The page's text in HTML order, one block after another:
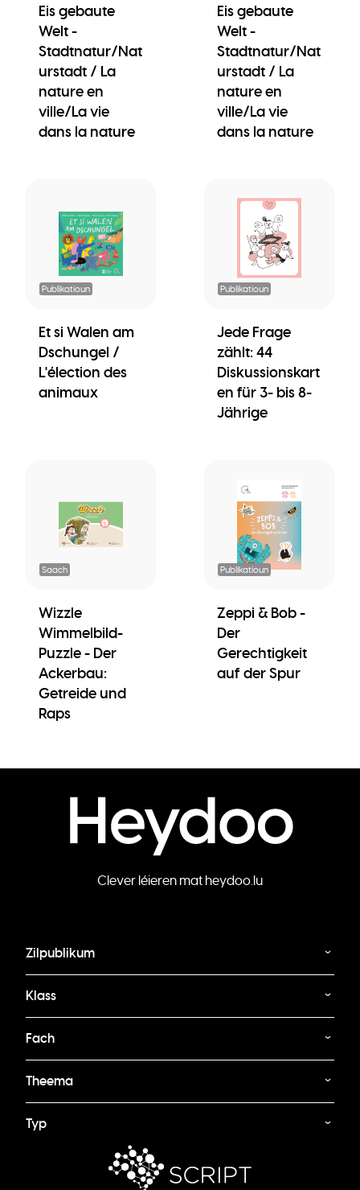
Eis gebaute
Welt -
Stadtnatur/Nat
urstadt / La
nature en
ville/La vie
dans la nature
Eis gebaute
Welt -
Stadtnatur/Nat
urstadt / La
nature en
ville/La vie
dans la nature
Publikatioun
Et si Walen am
Dschungel /
L'élection des
animaux
Publikatioun
Jede Frage
zählt: 44
Diskussionskart
en für 3- bis 8-
Jährige
Saach
Wizzle
Wimmelbild-
Puzzle - Der
Ackerbau:
Getreide und
Raps
Publikatioun
Zeppi & Bob -
Der
Gerechtigkeit
auf der Spur
Clever léieren mat heydoo.lu
Zilpublikum
Klass
Fach
Theema
Typ